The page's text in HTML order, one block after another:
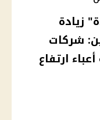
زيادة
شركات
ارتفاع